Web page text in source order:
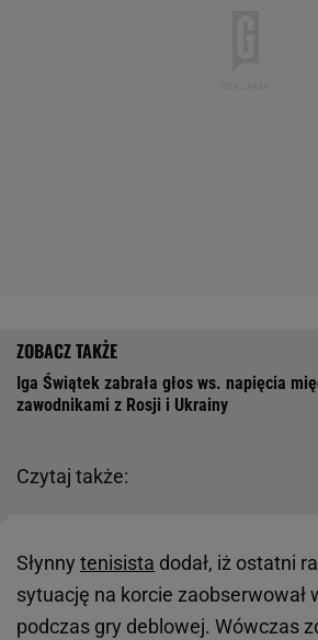
Czytaj także:
Iga Świątek zabrała głos ws. napięcia
zawodnikami z Rosji i Ukrainy
Słynny tenisista dodał, iż ostatni
sytuację na korcie zaobserwował
podczas gry deblowej. Wówczas